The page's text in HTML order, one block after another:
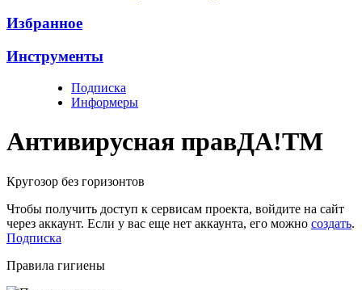
Избранное
Инструменты
Подписка
Информеры
Антивирусная правДА!TM
Кругозор без горизонтов
Чтобы получить доступ к сервисам проекта, войдите на сайт
через аккаунт. Если у вас еще нет аккаунта, его можно создать.
Подписка
Правила гигиены